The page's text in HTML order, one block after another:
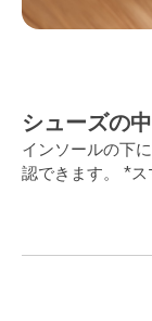
シューズの
インソールの下
認できます。 *ス